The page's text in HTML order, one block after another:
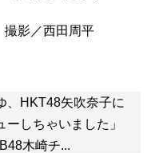
影／西田周平
、HKT48矢吹奈子に
ーしちゃいました」
木崎チ...